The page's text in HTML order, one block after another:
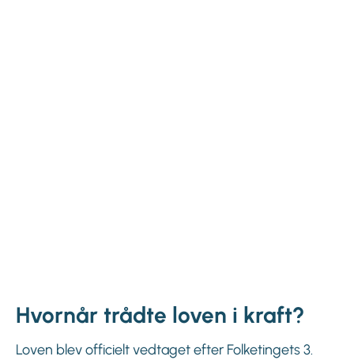
Hvornår trådte loven i kraft?
Loven blev officielt vedtaget efter Folketingets 3.